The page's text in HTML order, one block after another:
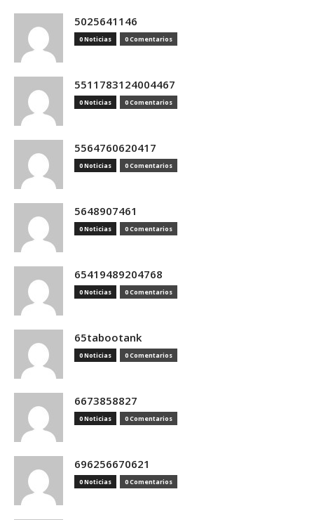
5025641146
0 Noticias 0 Comentarios
5511783124004467
0 Noticias 0 Comentarios
5564760620417
0 Noticias 0 Comentarios
5648907461
0 Noticias 0 Comentarios
65419489204768
0 Noticias 0 Comentarios
65tabootank
0 Noticias 0 Comentarios
6673858827
0 Noticias 0 Comentarios
696256670621
0 Noticias 0 Comentarios